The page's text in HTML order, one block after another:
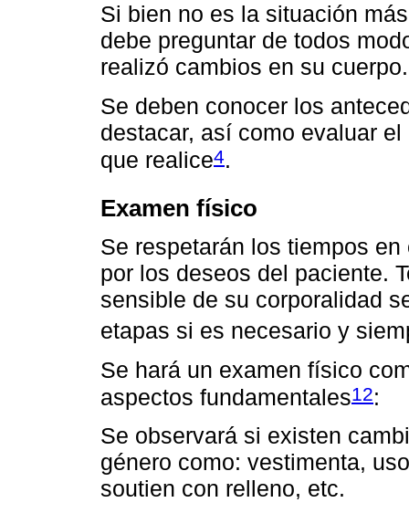
Si bien no es la situación
debe preguntar de todos
realizó cambios en su cuerpo.
Se deben conocer los
destacar, así como evaluar
que realice4.
Examen físico
Se respetarán los tiempos
por los deseos del paciente.
sensible de su corporalidad
etapas si es necesario y
Se hará un examen físico
aspectos fundamentales12:
Se observará si existen
género como: vestimenta,
soutien con relleno, etc.